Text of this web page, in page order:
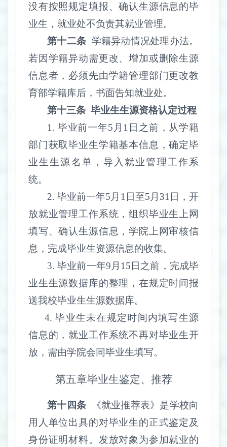
没有按照规定填报、确认生源信息的毕
业生，就业处不负责其就业管理。
第十二条 学籍异动情况处理办法。
若因学籍异动需更改、增加或删除生源
信息者，必须先由学籍管理部门更改教
育部学籍库后，书面告知就业处。
第十三条 毕业生生源资格认定过程
1. 毕业前一年5 月 1 日之前，从学籍
部门获取毕业生学籍基本信息，确定毕
业生生源名单，导入就业管理工作系
统。
2.毕业前一年5 月 1 日至5 月 31 日，开
放就业管理工作系统，组织毕业生上网
填写、确认生源信息，学院上网审核信
息，完成毕业生资源信息的收集。
3.毕业前一年9 月 15日之前，完成毕
业生生源数据库的整理，在规定时间报
送我校毕业生生源数据库。
4.毕业生未在规定时间内填写生源
信息的，就业工作系统不再对毕业生开
放，需由学院会同毕业生填写。
第五章毕业生鉴定、推荐
第十四条
《就业推荐表》是学校向
用人单位出具的对毕业生的正式鉴定及
身份证明材料。发放对象为参加就业的